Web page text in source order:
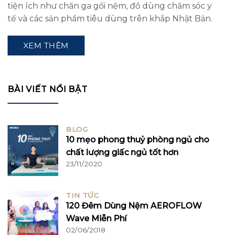
tiện ích như chăn ga gối nệm, đồ dùng chăm sóc y
tế và các sản phẩm tiêu dùng trên khắp Nhật Bản.
XEM THÊM
BÀI VIẾT NỔI BẬT
BLOG
10 mẹo phong thuỷ phòng ngủ cho
chất lượng giấc ngủ tốt hơn
23/11/2020
TIN TỨC
120 Đêm Dùng Nệm AEROFLOW
Wave Miễn Phí
02/06/2018